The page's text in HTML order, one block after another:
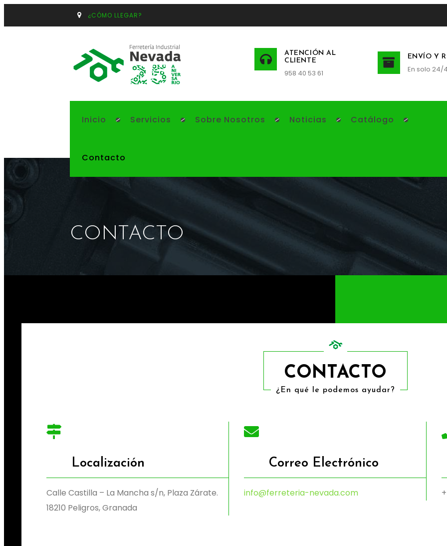
¿CÓMO LLEGAR?
ATENCIÓN AL
CLIENTE
958 40 53 61
ENVÍO Y
En solo 24/
Inicio Servicios Sobre Nosotros Noticias Catálogo
Contacto
CONTACTO
CONTACTO
¿En qué le podemos ayudar?
Localización
Calle Castilla – La Mancha s/n, Plaza Zárate.
18210 Peligros, Granada
Correo Electrónico
info@ferreteria-nevada.com